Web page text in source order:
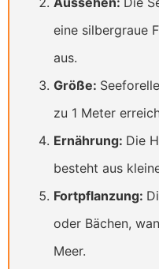
eine silbergraue
aus.
Größe:
zu 1 Meter
Ernährung: Die
besteht aus
Fortpflanzung:
oder Bächen,
Meer.